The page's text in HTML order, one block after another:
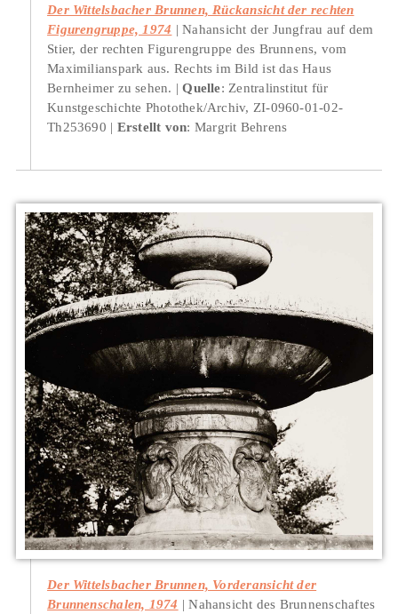
Der Wittelsbacher Brunnen, Rückansicht der rechten
Figurengruppe, 1974
Nahansicht der Jungfrau auf dem
Stier, der rechten Figurengruppe des Brunnens, vom
Maximilianspark aus. Rechts im Bild ist das Haus
Bernheimer zu sehen.
Quelle: Zentralinstitut für
Kunstgeschichte Photothek/Archiv, ZI-0960-01-02-
Th253690
Erstellt von: Margrit Behrens
Der Wittelsbacher Brunnen, Vorderansicht der
Brunnenschalen, 1974
Nahansicht des Brunnenschaftes